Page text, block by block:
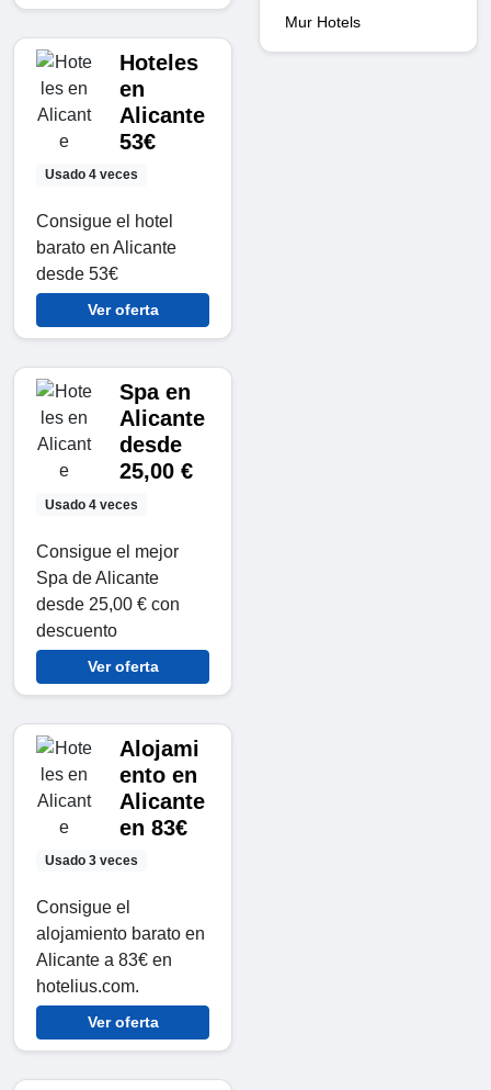
Usado 4 veces
Hoteles
en
Alicante
53€
Consigue el hotel
barato en Alicante
desde 53€
Ver oferta
Usado 4 veces
Spa en
Alicante
desde
25,00 €
Consigue el mejor
Spa de Alicante
desde 25,00 € con
descuento
Ver oferta
Usado 3 veces
Alojami
ento en
Alicante
en 83€
Consigue el
alojamiento barato en
Alicante a 83€ en
hotelius.com.
Ver oferta
Mur Hotels